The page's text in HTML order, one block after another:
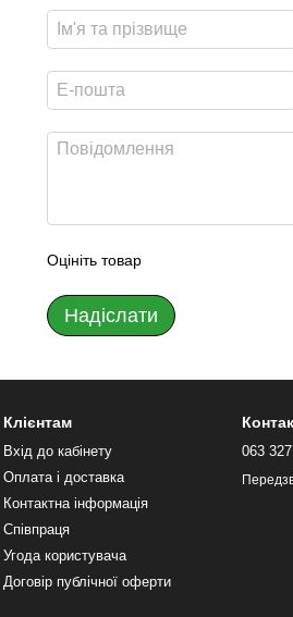
Оцініть товар
Надіслати
Клієнтам
Вхід до кабінету
Оплата і доставка
Контактна інформація
Співпраця
Угода користувача
Договір публічної оферти
063